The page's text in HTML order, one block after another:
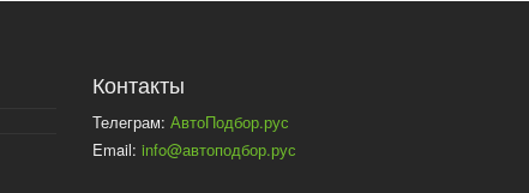
Контакты
Телеграм: АвтоПодбор.рус
Email: info@автоподбор.рус